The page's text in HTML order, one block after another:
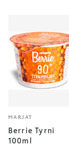
MARJAT
Berrie Tyrni
100ml